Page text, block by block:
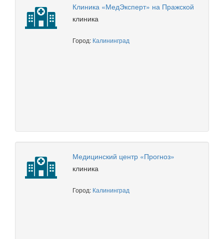
Клиника «МедЭксперт» на Пражской
клиника
Город: Калининград
Медицинский центр «Прогноз»
клиника
Город: Калининград